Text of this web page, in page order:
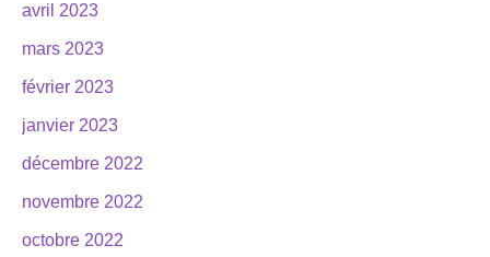
avril 2023
mars 2023
février 2023
janvier 2023
décembre 2022
novembre 2022
octobre 2022